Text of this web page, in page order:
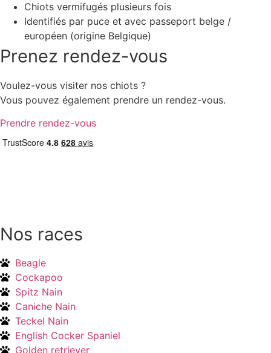
Chiots vermifugés plusieurs fois
Identifiés par puce et avec passeport belge /
européen (origine Belgique)
Prenez rendez-vous
Voulez-vous visiter nos chiots ?
Vous pouvez également prendre un rendez-vous.
Prendre rendez-vous
Nos races
Beagle
Cockapoo
Spitz Nain
Caniche Nain
Teckel Nain
English Cocker Spaniel
Golden retriever